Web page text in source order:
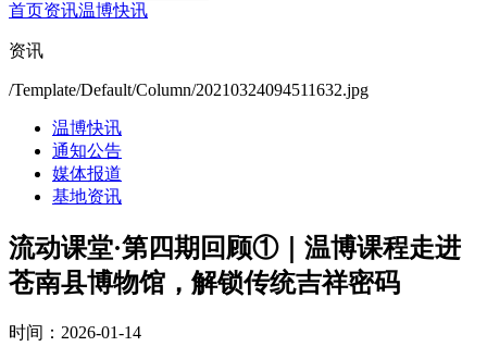
首页资讯温博快讯
资讯
/Template/Default/Column/20210324094511632.jpg
温博快讯
通知公告
媒体报道
基地资讯
流动课堂·第四期回顾①｜温博课程走进
苍南县博物馆，解锁传统吉祥密码
时间：2026-01-14